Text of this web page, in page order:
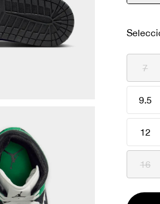
7
9.5
12
16